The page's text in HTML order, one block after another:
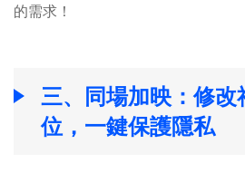
的需求！
三、同場加映：修
位，一鍵保護隱私